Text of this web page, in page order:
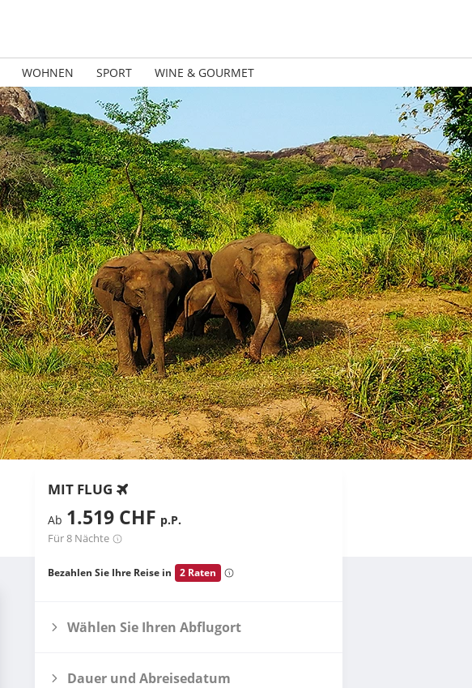
WOHNEN SPORT WINE & GOURMET
MIT FLUG
Ab 1.519 CHF p.P.
Für 8 Nächte
Bezahlen Sie Ihre Reise in 2 Raten
Wählen Sie Ihren Abflugort
Dauer und Abreisedatum